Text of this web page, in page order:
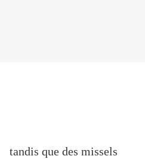
tandis que des missels